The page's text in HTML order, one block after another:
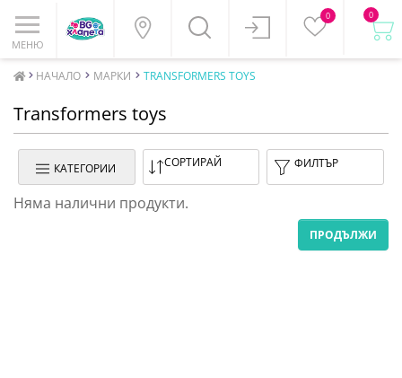
МЕНЮ
0 0
НАЧАЛО МАРКИ TRANSFORMERS TOYS
Transformers toys
КАТЕГОРИИ СОРТИРАЙ ФИЛТЪР
Няма налични продукти.
ПРОДЪЛЖИ